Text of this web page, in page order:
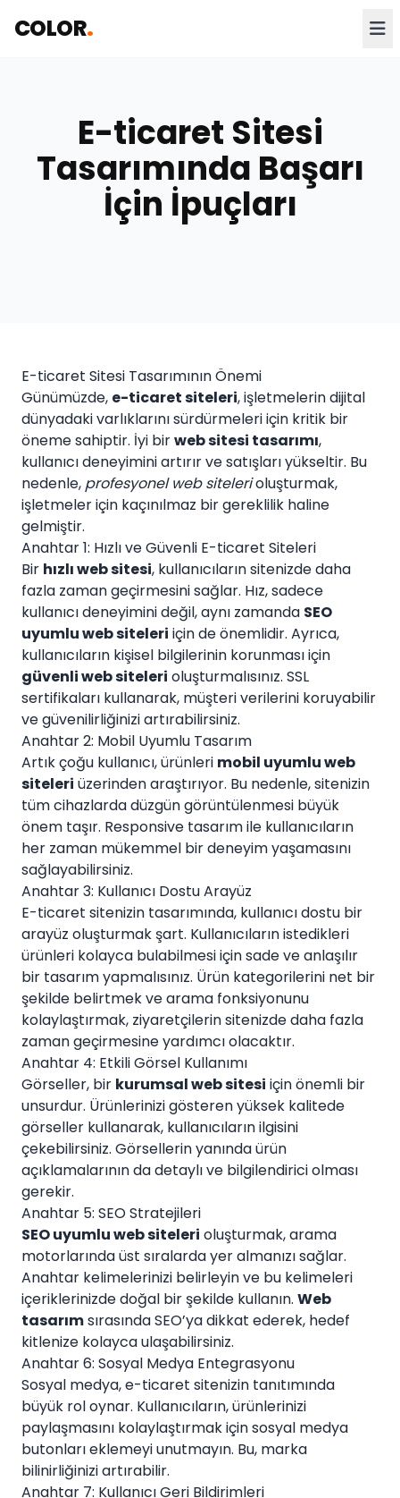
COLOR.
E-ticaret Sitesi
Tasarımında Başarı
İçin İpuçları
E-ticaret Sitesi Tasarımının Önemi
Günümüzde, e-ticaret siteleri, işletmelerin dijital
dünyadaki varlıklarını sürdürmeleri için kritik bir
öneme sahiptir. İyi birweb sitesi tasarımı,
kullanıcı deneyimini artırır ve satışları yükseltir. Bu
nedenle, profesyonel web sitelerioluşturmak,
işletmeler için kaçınılmaz bir gereklilik haline
gelmiştir.
Anahtar 1: Hızlı ve Güvenli E-ticaret Siteleri
Bir hızlı web sitesi, kullanıcıların sitenizde daha
fazla zaman geçirmesini sağlar. Hız, sadece
kullanıcı deneyimini değil, aynı zamanda SEO
uyumlu web siteleri için de önemlidir. Ayrıca,
kullanıcıların kişisel bilgilerinin korunması için
güvenli web siteleri oluşturmalısınız. SSL
sertifikaları kullanarak, müşteri verilerini koruyabilir
ve güvenilirliğinizi artırabilirsiniz.
Anahtar 2: Mobil Uyumlu Tasarım
Artık çoğu kullanıcı, ürünleri mobil uyumlu web
siteleri üzerinden araştırıyor. Bu nedenle, sitenizin
tüm cihazlarda düzgün görüntülenmesi büyük
önem taşır. Responsive tasarım ile kullanıcıların
her zaman mükemmel bir deneyim yaşamasını
sağlayabilirsiniz.
Anahtar 3: Kullanıcı Dostu Arayüz
E-ticaret sitenizin tasarımında, kullanıcı dostu bir
arayüz oluşturmak şart. Kullanıcıların istedikleri
ürünleri kolayca bulabilmesi için sade ve anlaşılır
bir tasarım yapmalısınız. Ürün kategorilerini net bir
şekilde belirtmek ve arama fonksiyonunu
kolaylaştırmak, ziyaretçilerin sitenizde daha fazla
zaman geçirmesine yardımcı olacaktır.
Anahtar 4: Etkili Görsel Kullanımı
Görseller, bir kurumsal web sitesi için önemli bir
unsurdur. Ürünlerinizi gösteren yüksek kalitede
görseller kullanarak, kullanıcıların ilgisini
çekebilirsiniz. Görsellerin yanında ürün
açıklamalarının da detaylı ve bilgilendirici olması
gerekir.
Anahtar 5: SEO Stratejileri
SEO uyumlu web siteleri oluşturmak, arama
motorlarında üst sıralarda yer almanızı sağlar.
Anahtar kelimelerinizi belirleyin ve bu kelimeleri
içeriklerinizde doğal bir şekilde kullanın. Web
tasarımsırasında SEO’ya dikkat ederek, hedef
kitlenize kolayca ulaşabilirsiniz.
Anahtar 6: Sosyal Medya Entegrasyonu
Sosyal medya, e-ticaret sitenizin tanıtımında
büyük rol oynar. Kullanıcıların, ürünlerinizi
paylaşmasını kolaylaştırmak için sosyal medya
butonları eklemeyi unutmayın. Bu, marka
bilinirliğinizi artırabilir.
Anahtar 7: Kullanıcı Geri Bildirimleri